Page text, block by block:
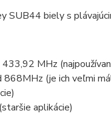
SUB44 biely s
MHz
868MHz (je ich veľmi
aplikácie)